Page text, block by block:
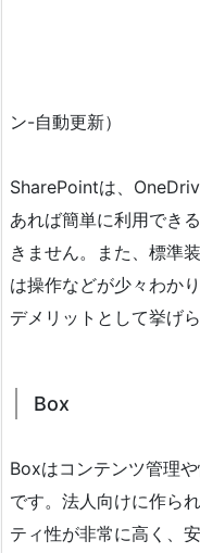
1,090円
（年間サ
ン-自動更新）
SharePointは、
あれば簡単に利用でき
きません。また、標準
は操作などが少々わか
デメリットとして挙げら
Box
Boxはコンテンツ管理
です。法人向けに作ら
ティ性が非常に高く、